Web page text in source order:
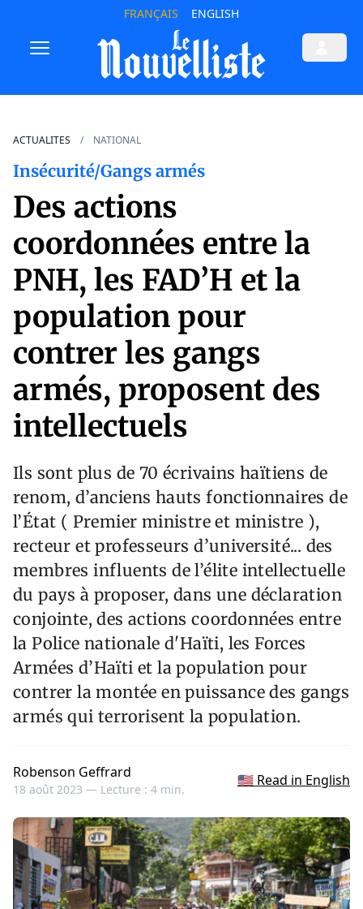
FRANÇAIS ENGLISH
ACTUALITES NATIONAL
Insécurité/Gangs armés
Des actions
coordonnées entre la
PNH, les FAD’H et la
population pour
contrer les gangs
armés, proposent des
intellectuels
Ils sont plus de 70 écrivains haïtiens de
renom, d’anciens hauts fonctionnaires de
l’État ( Premier ministre et ministre ),
recteur et professeurs d’université... des
membres influents de l’élite intellectuelle
du pays à proposer, dans une déclaration
conjointe, des actions coordonnées entre
la Police nationale d'Haïti, les Forces
Armées d’Haïti et la population pour
contrer la montée en puissance des gangs
armés qui terrorisent la population.
Robenson Geffrard
18 août 2023 — Lecture : 4 min.
🇺🇸 Read in English